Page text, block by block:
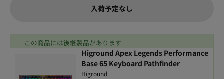
入荷予定なし
この商品には後継製品があります
Higround Apex Legends Performance
Base 65 Keyboard Pathfinder
Higround